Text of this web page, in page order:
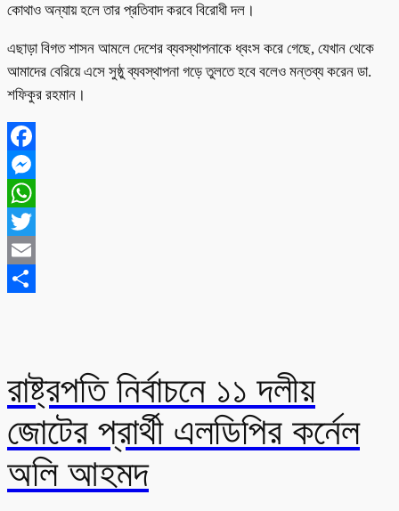
কোথাও অন্যায় হলে তার প্রতিবাদ করবে বিরোধী দল।
এছাড়া বিগত শাসন আমলে দেশের ব্যবস্থাপনাকে ধ্বংস করে গেছে, যেখান থেকে
আমাদের বেরিয়ে এসে সুষ্ঠু ব্যবস্থাপনা গড়ে তুলতে হবে বলেও মন্তব্য করেন ডা.
শফিকুর রহমান।
Facebook
Messenger
WhatsApp
Twitter
Email
রাষ্ট্রপতি নির্বাচনে ১১ দলীয়
জোটের প্রার্থী এলডিপির কর্নেল
অলি আহমদ